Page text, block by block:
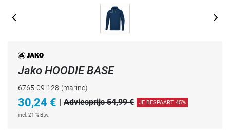
Jako HOODIE BASE
6765-09-128 (marine)
30,24 € Adviesprijs 54,99 € JE BESPAART 45%
incl. 21 % Btw.